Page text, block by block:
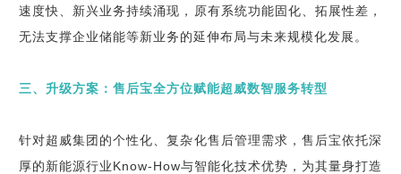
速度快、新兴业务持续涌现，原有系统功能固化、拓展性差，
无法支撑企业储能等新业务的延伸布局与未来规模化发展。
三、升级方案：售后宝全方位赋能超威数智服务转型
针对超威集团的个性化、复杂化售后管理需求，售后宝依托深
厚的新能源行业Know-How与智能化技术优势，为其量身打造